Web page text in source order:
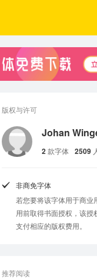
版权与许可
Johan
2款字体 2509
非商免字体
若您要将该字体用于商业
用前取得书面授权，该授
支付相应的版权费用。
推荐阅读